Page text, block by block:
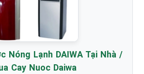
Nóng Lạnh DAIWA Tại Nhà /
Cay Nuoc Daiwa